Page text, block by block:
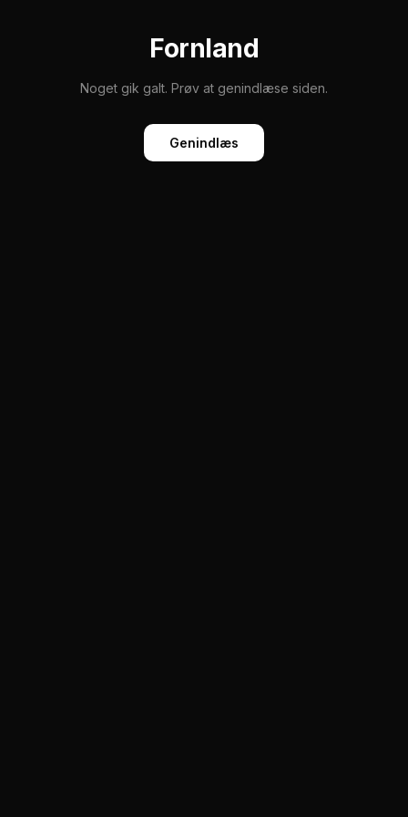
Fornland
Noget gik galt. Prøv at genindlæse siden.
Genindlæs